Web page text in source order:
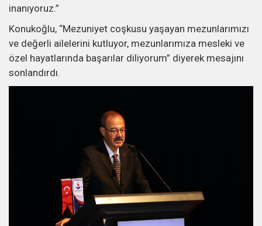
inanıyoruz.”
Konukoğlu, “Mezuniyet coşkusu yaşayan mezunlarımızı
ve değerli ailelerini kutluyor, mezunlarımıza mesleki ve
özel hayatlarında başarılar diliyorum” diyerek mesajını
sonlandırdı.